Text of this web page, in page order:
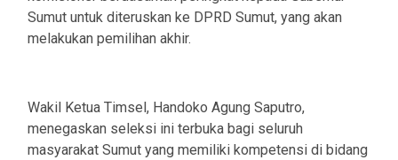
Sumut untuk diteruskan ke DPRD Sumut, yang akan
melakukan pemilihan akhir.
Wakil Ketua Timsel, Handoko Agung Saputro,
menegaskan seleksi ini terbuka bagi seluruh
masyarakat Sumut yang memiliki kompetensi di bidang